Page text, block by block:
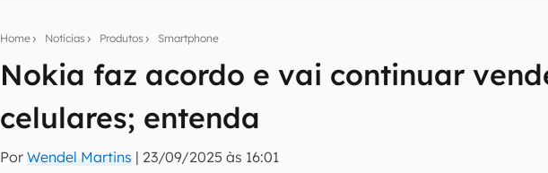
Home Notícias Produtos Smartphone
Nokia faz acordo e vai continuar
celulares; entenda
PorWendel Martins | 23/09/2025 às 16:01
Assine a newsletter do Canaltech e receba notícias e reviews sobre tecnologia